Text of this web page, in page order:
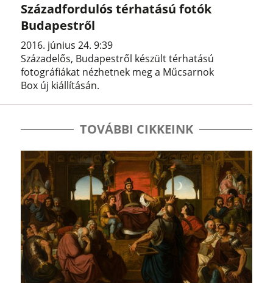
Századfordulós térhatású fotók
Budapestről
2016. június 24. 9:39
Századelős, Budapestről készült térhatású
fotográfiákat nézhetnek meg a Műcsarnok
Box új kiállításán.
TOVÁBBI CIKKEINK